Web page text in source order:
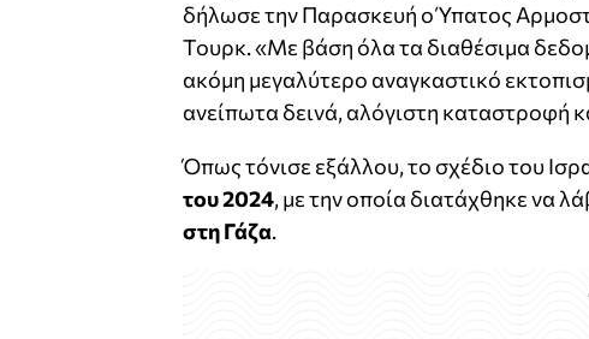
δήλωσε την Παρασκευή ο Ύπατος
Τουρκ. «Με βάση όλα τα διαθέσιμα
ακόμη μεγαλύτερο αναγκαστικό
ανείπωτα δεινά, αλόγιστη καταστροφή
Όπως τόνισε εξάλλου, το σχέδιο του
του 2024, με την οποία διατάχθηκε να
στη Γάζα.